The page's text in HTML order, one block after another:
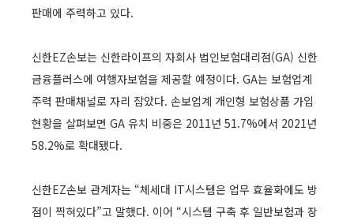
판매에 주력하고 있다.
신한EZ손보는 신한라이프의 자회사 법인보험대리점(GA) 신한
금융플러스에 여행자보험을 제공할 예정이다. GA는 보험업계
주력 판매채널로 자리 잡았다. 손보업계 개인형 보험상품 가입
현황을 살펴보면 GA 유치 비중은 2011년 51.7%에서 2021년
58.2%로 확대됐다.
신한EZ손보 관계자는 “체세대 IT시스템은 업무 효율화에도 방
점이 찍혀있다”고 말했다. 이어 “시스템 구축 후 일반보험과 장